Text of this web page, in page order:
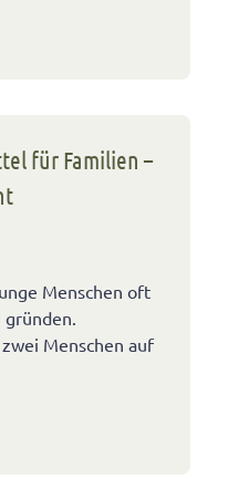
für Familien –
Menschen oft
Menschen auf